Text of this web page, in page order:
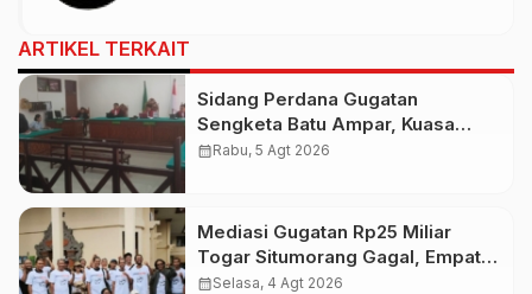
ARTIKEL TERKAIT
Sidang Perdana Gugatan
Sengketa Batu Ampar, Kuasa
Hukum Sebut Tak Ikut Tergugat di
calendar_monthRabu, 5 Agt 2026
Mediasi Gugatan Rp25 Miliar
Togar Situmorang Gagal, Empat
Media Pilih Lawan di Pengadilan
calendar_monthSelasa, 4 Agt 2026